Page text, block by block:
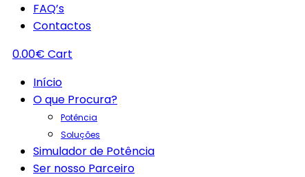
FAQ’s
Contactos
0.00€ Cart
Início
O que Procura?
Potência
Soluções
Simulador de Potência
Ser nosso Parceiro